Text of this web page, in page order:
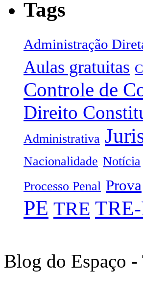
Tags
Administração
Aulas gratuitas
Controle de
Direito
Administrativa
Nacionalidade Notícia
Processo Penal Prova
PE TRE
Blog do Espaço